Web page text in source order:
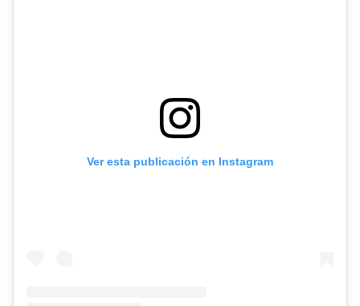
Ver esta publicación en Instagram